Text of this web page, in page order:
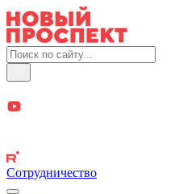
Сотрудничество